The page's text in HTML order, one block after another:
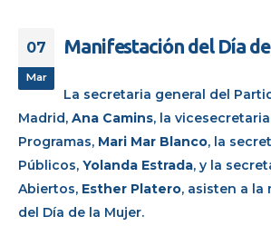
07
Mar
Manifestación del Día
La secretaria general del
Madrid, Ana Camins, la
Programas, Mari Mar Blanco, la
Públicos, Yolanda Estrada, y la
Abiertos, Esther Platero, asisten a
del Día de la Mujer.